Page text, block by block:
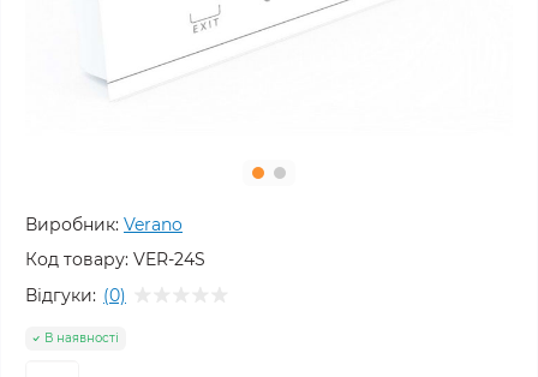
Виробник: Verano
Код товару: VER-24S
Відгуки: (0)
В наявності